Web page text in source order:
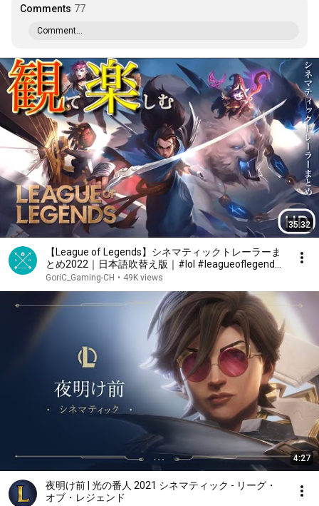
Comments 77
Comment...
35:32
【League of Legends】シネマティックトレーラーま
とめ2022｜日本語吹替え版｜#lol #leagueoflegends
#観るゲーム #cinematic
GoriC_Gaming-CH • 49K views
4:27
夜明け前 | 光の番人 2021 シネマティック - リーグ・
オブ・レジェンド